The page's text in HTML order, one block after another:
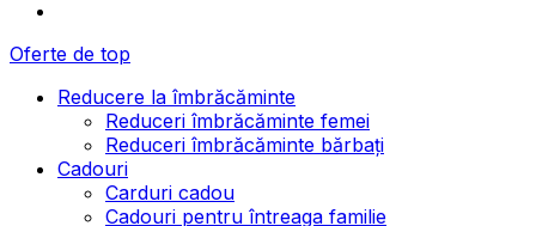
Oferte de top
Reducere la îmbrăcăminte
Reduceri îmbrăcăminte femei
Reduceri îmbrăcăminte bărbați
Cadouri
Carduri cadou
Cadouri pentru întreaga familie